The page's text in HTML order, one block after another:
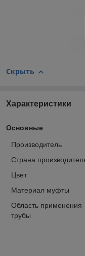
Скрыть
Характеристики
Основные
Производитель
Страна
Цвет
Материал муфты
Область применения
трубы